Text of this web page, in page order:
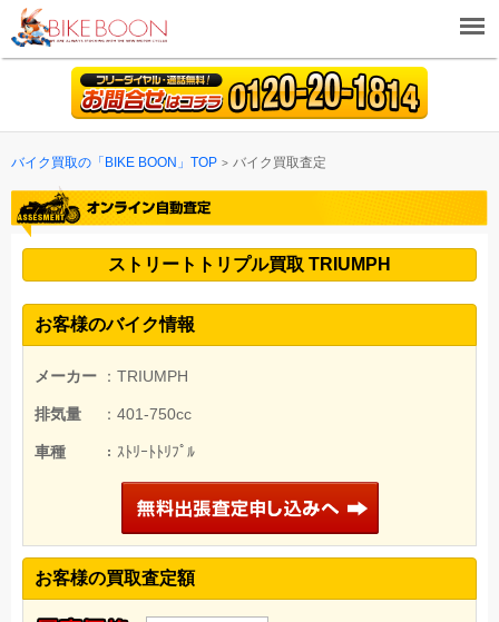
バイク買取の「BIKE BOON」TOP バイク買取査定
ストリートトリプル買取 TRIUMPH
お客様のバイク情報
メーカー ：TRIUMPH
排気量 ：401-750cc
車種 ：ｽﾄﾘｰﾄﾄﾘﾌﾟﾙ
お客様の買取査定額